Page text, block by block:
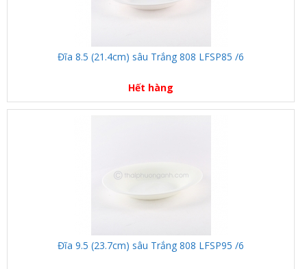
Đĩa 8.5 (21.4cm) sâu Trắng 808 LFSP85 /6
Hết hàng
Đĩa 9.5 (23.7cm) sâu Trắng 808 LFSP95 /6